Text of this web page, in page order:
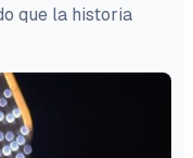
que la historia